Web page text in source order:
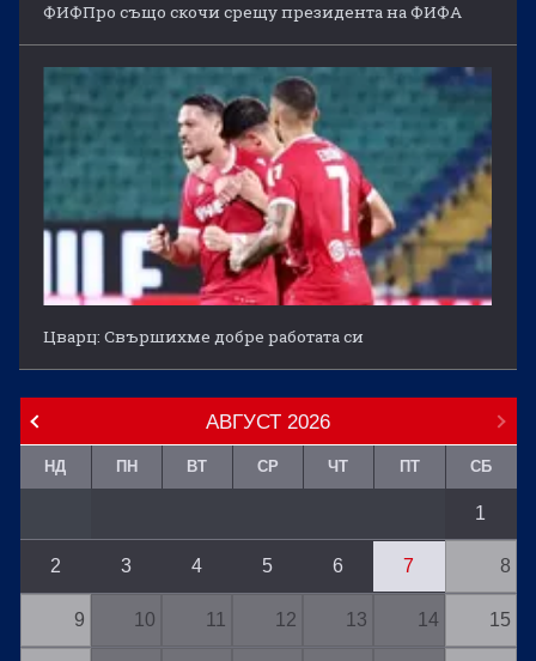
ФИФПро също скочи срещу президента на ФИФА
Цварц: Свършихме добре работата си
АВГУСТ 2026
НД ПН ВТ СР ЧТ ПТ СБ
1
2 3 4 5 6 7 8
9 10 11 12 13 14 15